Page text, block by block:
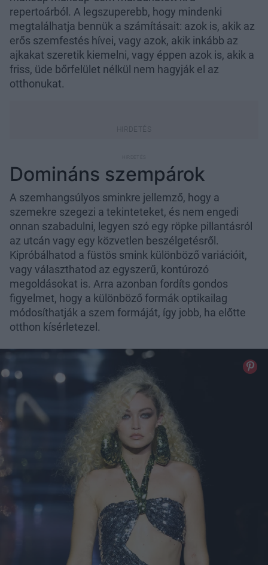
repertoárból. A legszuperebb, hogy mindenki
megtalálhatja bennük a számításait: azok is, akik az
erős szemfestés hívei, vagy azok, akik inkább az
ajkakat szeretik kiemelni, vagy éppen azok is, akik a
friss, üde bőrfelület nélkül nem hagyják el az
otthonukat.
Domináns szempárok
A szemhangsúlyos sminkre jellemző, hogy a
szemekre szegezi a tekinteteket, és nem engedi
onnan szabadulni, legyen szó egy röpke pillantásról
az utcán vagy egy közvetlen beszélgetésről.
Kipróbálhatod a füstös smink különböző variációit,
vagy választhatod az egyszerű, kontúrozó
megoldásokat is. Arra azonban fordíts gondos
figyelmet, hogy a különböző formák optikailag
módosíthatják a szem formáját, így jobb, ha előtte
otthon kísérletezel.